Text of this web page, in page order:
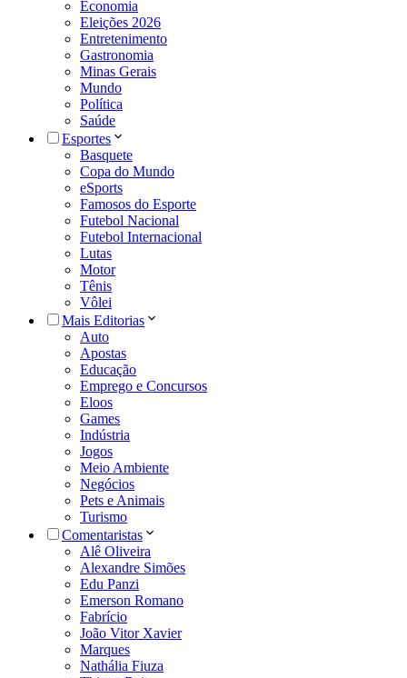
Economia
Eleições 2026
Entretenimento
Gastronomia
Minas Gerais
Mundo
Política
Saúde
Esportes
Basquete
Copa do Mundo
eSports
Famosos do Esporte
Futebol Nacional
Futebol Internacional
Lutas
Motor
Tênis
Vôlei
Mais Editorias
Auto
Apostas
Educação
Emprego e Concursos
Eloos
Games
Indústria
Jogos
Meio Ambiente
Negócios
Pets e Animais
Turismo
Comentaristas
Alê Oliveira
Alexandre Simões
Edu Panzi
Emerson Romano
Fabrício
João Vitor Xavier
Marques
Nathália Fiuza